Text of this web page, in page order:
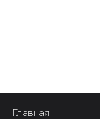
Главная